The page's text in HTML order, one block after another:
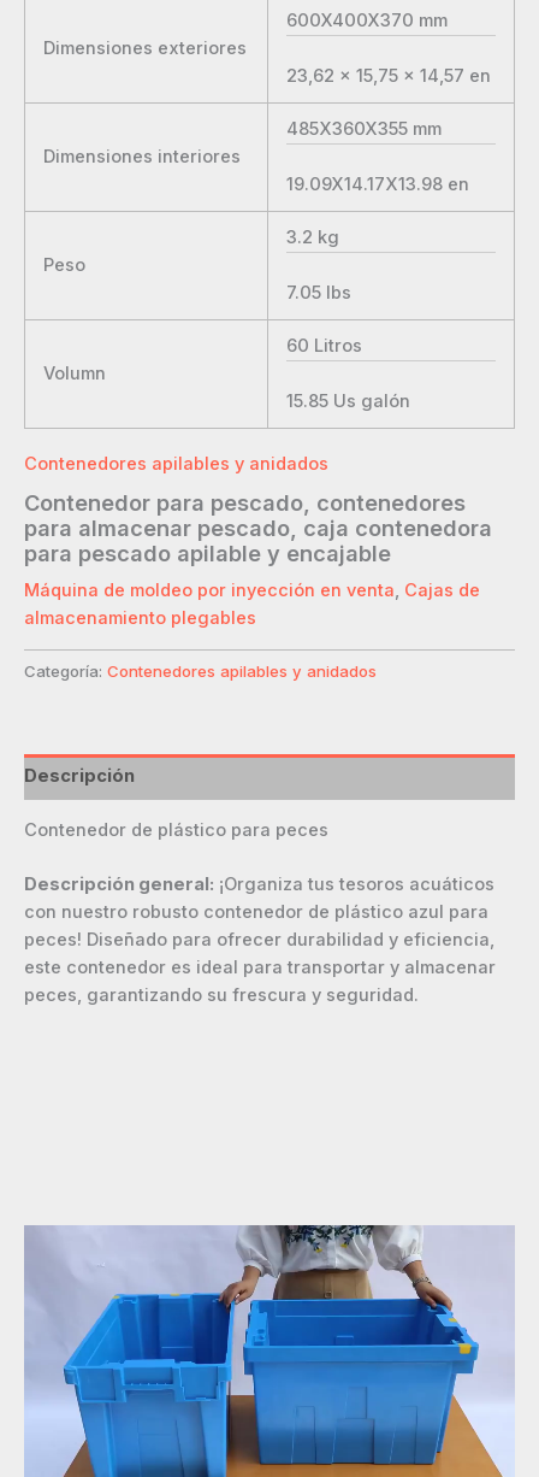
Dimensiones exteriores
600X400X370 mm
23,62 x 15,75 x 14,57 en
Dimensiones interiores
485X360X355 mm
19.09X14.17X13.98 en
Peso
3.2 kg
7.05 lbs
Volumn
60 Litros
15.85 Us galón
Contenedores apilables y anidados
Contenedor para pescado, contenedores
para almacenar pescado, caja contenedora
para pescado apilable y encajable
Máquina de moldeo por inyección en venta, Cajas de
almacenamiento plegables
Categoría: Contenedores apilables y anidados
Descripción
Contenedor de plástico para peces
Descripción general: ¡Organiza tus tesoros acuáticos
con nuestro robusto contenedor de plástico azul para
peces! Diseñado para ofrecer durabilidad y eficiencia,
este contenedor es ideal para transportar y almacenar
peces, garantizando su frescura y seguridad.